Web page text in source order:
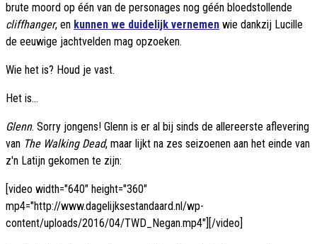
brute moord op één van de personages nog géén bloedstollende
cliffhanger, en kunnen we duidelijk vernemen wie dankzij Lucille
de eeuwige jachtvelden mag opzoeken.
Wie het is? Houd je vast.
Het is...
Glenn. Sorry jongens! Glenn is er al bij sinds de allereerste aflevering
van The Walking Dead, maar lijkt na zes seizoenen aan het einde van
z'n Latijn gekomen te zijn:
[video width="640" height="360"
mp4="http://www.dagelijksestandaard.nl/wp-
content/uploads/2016/04/TWD_Negan.mp4"][/video]